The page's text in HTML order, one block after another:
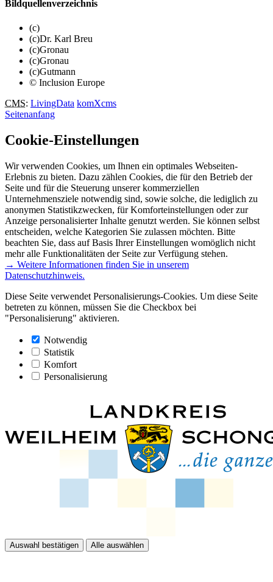
Bildquellenverzeichnis
(c)
(c)Dr. Karl Breu
(c)Gronau
(c)Gronau
(c)Gutmann
© Inclusion Europe
CMS: LivingData komXcms
Seitenanfang
Cookie-Einstellungen
Wir verwenden Cookies, um Ihnen ein optimales Webseiten-
Erlebnis zu bieten. Dazu zählen Cookies, die für den Betrieb der
Seite und für die Steuerung unserer kommerziellen
Unternehmensziele notwendig sind, sowie solche, die lediglich zu
anonymen Statistikzwecken, für Komforteinstellungen oder zur
Anzeige personalisierter Inhalte genutzt werden. Sie können selbst
entscheiden, welche Kategorien Sie zulassen möchten. Bitte
beachten Sie, dass auf Basis Ihrer Einstellungen womöglich nicht
mehr alle Funktionalitäten der Seite zur Verfügung stehen.
→ Weitere Informationen finden Sie in unserem
Datenschutzhinweis.
Diese Seite verwendet Personalisierungs-Cookies. Um diese Seite
betreten zu können, müssen Sie die Checkbox bei
"Personalisierung" aktivieren.
Notwendig
Statistik
Komfort
Personalisierung
Auswahl bestätigen Alle auswählen